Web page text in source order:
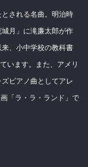
される名曲。明治時
月」に滝廉太郎が作
、小中学校の教科書
います。また、アメリ
ピアノ曲としてアレ
「ラ・ラ・ランド」で